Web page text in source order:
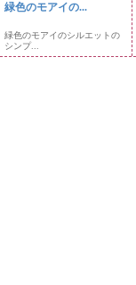
緑色のモアイの...
緑色のモアイのシルエットの
シンプ...